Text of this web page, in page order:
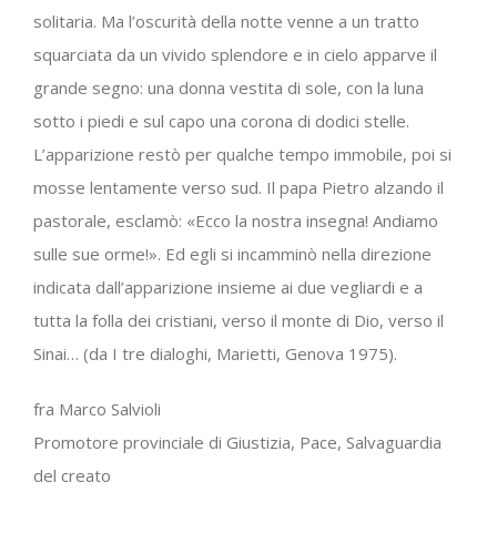
solitaria. Ma l’oscurità della notte venne a un tratto
squarciata da un vivido splendore e in cielo apparve il
grande segno: una donna vestita di sole, con la luna
sotto i piedi e sul capo una corona di dodici stelle.
L’apparizione restò per qualche tempo immobile, poi si
mosse lentamente verso sud. Il papa Pietro alzando il
pastorale, esclamò: «Ecco la nostra insegna! Andiamo
sulle sue orme!». Ed egli si incamminò nella direzione
indicata dall’apparizione insieme ai due vegliardi e a
tutta la folla dei cristiani, verso il monte di Dio, verso il
Sinai… (da I tre dialoghi, Marietti, Genova 1975).
fra Marco Salvioli
Promotore provinciale di Giustizia, Pace, Salvaguardia
del creato